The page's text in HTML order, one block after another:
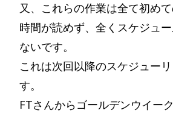
又、これらの作業は全て初めて
時間が読めず、全くスケジュ
ないです。
これは次回以降のスケジュー
す。
FTさんからゴールデンウイー